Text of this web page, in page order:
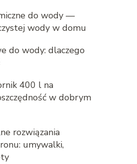
do wody —
wody w domu
do wody: dlaczego
400 l na
w dobrym
rozwiązania
umywalki,